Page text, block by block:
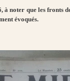
à noter que les fronts
évoqués.